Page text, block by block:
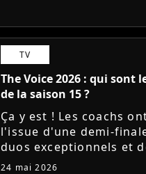
TV
The Voice 2026 : qui sont
de la saison 15 ?
Ça y est ! Les coachs
l'issue d'une demi-
duos exceptionnels et
Amel Bent, Tayc, Lara
24 mai 2026